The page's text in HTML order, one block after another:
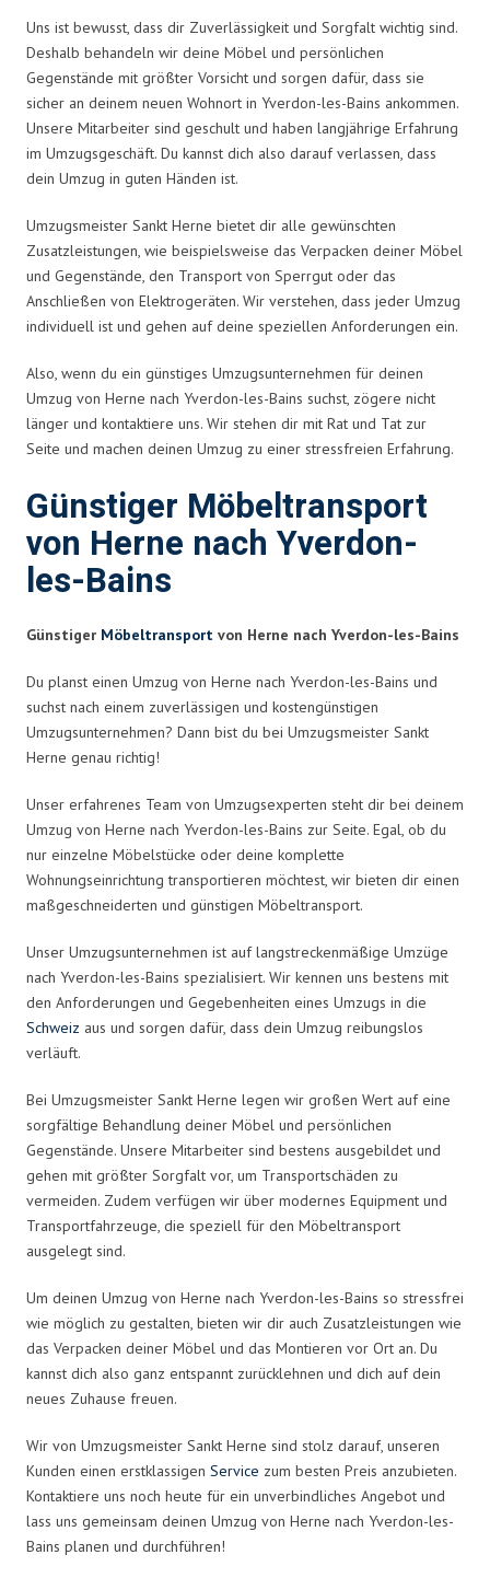
Uns ist bewusst, dass dir Zuverlässigkeit und Sorgfalt wichtig sind.
Deshalb behandeln wir deine Möbel und persönlichen
Gegenstände mit größter Vorsicht und sorgen dafür, dass sie
sicher an deinem neuen Wohnort in Yverdon-les-Bains ankommen.
Unsere Mitarbeiter sind geschult und haben langjährige Erfahrung
im Umzugsgeschäft. Du kannst dich also darauf verlassen, dass
dein Umzug in guten Händen ist.
Umzugsmeister Sankt Herne bietet dir alle gewünschten
Zusatzleistungen, wie beispielsweise das Verpacken deiner Möbel
und Gegenstände, den Transport von Sperrgut oder das
Anschließen von Elektrogeräten. Wir verstehen, dass jeder Umzug
individuell ist und gehen auf deine speziellen Anforderungen ein.
Also, wenn du ein günstiges Umzugsunternehmen für deinen
Umzug von Herne nach Yverdon-les-Bains suchst, zögere nicht
länger und kontaktiere uns. Wir stehen dir mit Rat und Tat zur
Seite und machen deinen Umzug zu einer stressfreien Erfahrung.
Günstiger Möbeltransport
von Herne nach Yverdon-
les-Bains
Günstiger Möbeltransport von Herne nach Yverdon-les-Bains
Du planst einen Umzug von Herne nach Yverdon-les-Bains und
suchst nach einem zuverlässigen und kostengünstigen
Umzugsunternehmen? Dann bist du bei Umzugsmeister Sankt
Herne genau richtig!
Unser erfahrenes Team von Umzugsexperten steht dir bei deinem
Umzug von Herne nach Yverdon-les-Bains zur Seite. Egal, ob du
nur einzelne Möbelstücke oder deine komplette
Wohnungseinrichtung transportieren möchtest, wir bieten dir einen
maßgeschneiderten und günstigen Möbeltransport.
Unser Umzugsunternehmen ist auf langstreckenmäßige Umzüge
nach Yverdon-les-Bains spezialisiert. Wir kennen uns bestens mit
den Anforderungen und Gegebenheiten eines Umzugs in die
Schweiz aus und sorgen dafür, dass dein Umzug reibungslos
verläuft.
Bei Umzugsmeister Sankt Herne legen wir großen Wert auf eine
sorgfältige Behandlung deiner Möbel und persönlichen
Gegenstände. Unsere Mitarbeiter sind bestens ausgebildet und
gehen mit größter Sorgfalt vor, um Transportschäden zu
vermeiden. Zudem verfügen wir über modernes Equipment und
Transportfahrzeuge, die speziell für den Möbeltransport
ausgelegt sind.
Um deinen Umzug von Herne nach Yverdon-les-Bains so stressfrei
wie möglich zu gestalten, bieten wir dir auch Zusatzleistungen wie
das Verpacken deiner Möbel und das Montieren vor Ort an. Du
kannst dich also ganz entspannt zurücklehnen und dich auf dein
neues Zuhause freuen.
Wir von Umzugsmeister Sankt Herne sind stolz darauf, unseren
Kunden einen erstklassigen Service zum besten Preis anzubieten.
Kontaktiere uns noch heute für ein unverbindliches Angebot und
lass uns gemeinsam deinen Umzug von Herne nach Yverdon-les-
Bains planen und durchführen!